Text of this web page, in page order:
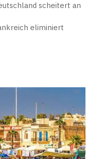
scheitert an
eliminiert